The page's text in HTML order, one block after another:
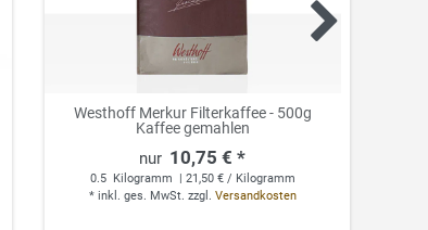
Westhoff Merkur Filterkaffee - 500g
Kaffee gemahlen
10,75 € *
0.5 Kilogramm
| 21,50 € / Kilogramm
* inkl. ges. MwSt. zzgl. Versandkosten